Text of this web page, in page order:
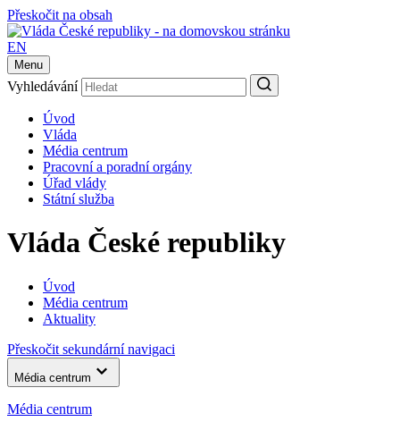
Přeskočit na obsah
EN
Menu
Vyhledávání
Úvod
Vláda
Média centrum
Pracovní a poradní orgány
Úřad vlády
Státní služba
Vláda České republiky
Úvod
Média centrum
Aktuality
Přeskočit sekundární navigaci
Média centrum
Média centrum